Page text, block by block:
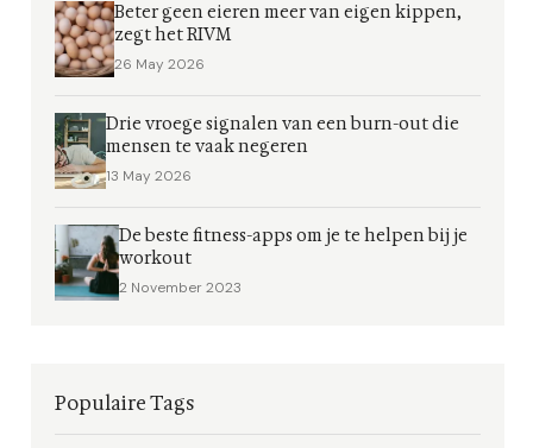
Beter geen eieren meer van eigen kippen,
zegt het RIVM
26 May 2026
Drie vroege signalen van een burn-out die
mensen te vaak negeren
13 May 2026
De beste fitness-apps om je te helpen bij je
workout
2 November 2023
Populaire Tags